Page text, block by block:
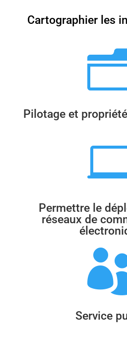
Cartographier les
Pilotage et
Permettre le
réseaux de
Service